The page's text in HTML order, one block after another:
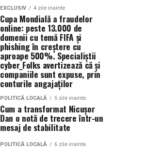
EXCLUSIV 4 zile inainte
Cupa Mondială a fraudelor
online: peste 13.000 de
domenii cu temă FIFA și
phishing în creștere cu
aproape 500%. Specialiștii
cyber_Folks avertizează că și
companiile sunt expuse, prin
conturile angajaților
POLITICĂ LOCALĂ 5 zile inainte
Cum a transformat Nicușor
Dan o notă de trecere într-un
mesaj de stabilitate
POLITICĂ LOCALĂ 6 zile inainte